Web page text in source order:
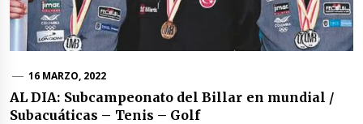
16 MARZO, 2022
AL DIA: Subcampeonato del Billar en mundial /
Subacuáticas – Tenis – Golf